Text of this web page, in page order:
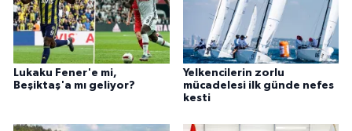
Lukaku Fener'e mi,
Beşiktaş'a mı geliyor?
Yelkencilerin zorlu
mücadelesi ilk günde nefes
kesti